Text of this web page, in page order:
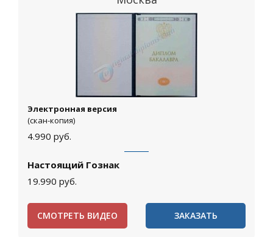
Электронная версия
(скан-копия)
4.990 руб.
Настоящий Гознак
19.990 руб.
СМОТРЕТЬ ВИДЕО ЗАКАЗАТЬ